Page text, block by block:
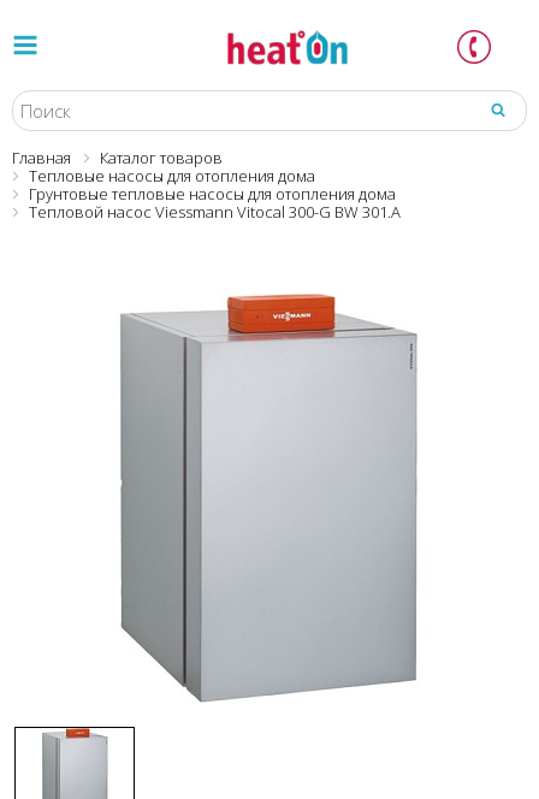
Главная
Каталог товаров
Тепловые насосы для отопления дома
Грунтовые тепловые насосы для отопления дома
Тепловой насос Viessmann Vitocal 300-G BW 301.A